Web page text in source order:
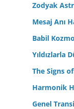
Zodyak
Mesaj Anı
Babil
Yıldızlarla
The Signs
Harmonik
Genel